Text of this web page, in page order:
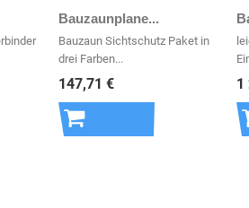
Bauzaunplane...
Bauzaun Sichtschutz Paket in
drei Farben...
147,71 € 1